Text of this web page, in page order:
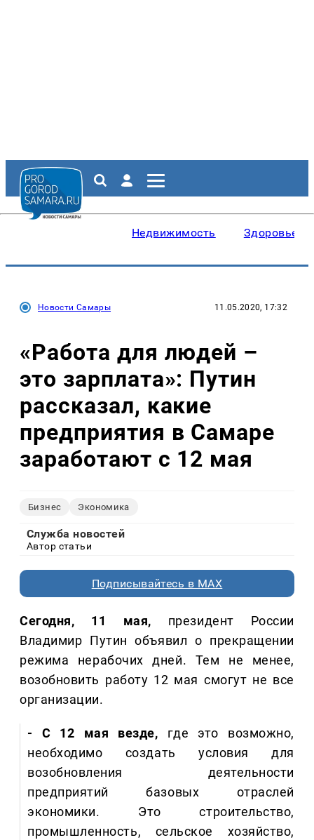
Недвижимость Здоровье
Новости Самары 11.05.2020, 17:32
«Работа для людей –
это зарплата»: Путин
рассказал, какие
предприятия в Самаре
заработают с 12 мая
Бизнес Экономика
Служба новостей
Автор статьи
Подписывайтесь в MAX
Сегодня, 11 мая, президент России
Владимир Путин объявил о прекращении
режима нерабочих дней. Тем не менее,
возобновить работу 12 мая смогут не все
организации.
- С 12 мая везде, где это возможно,
необходимо создать условия для
возобновления деятельности
предприятий базовых отраслей
экономики. Это строительство,
промышленность, сельское хозяйство,